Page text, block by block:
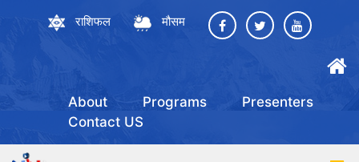
राशिफल मौसम
About Programs
Presenters
Contact US